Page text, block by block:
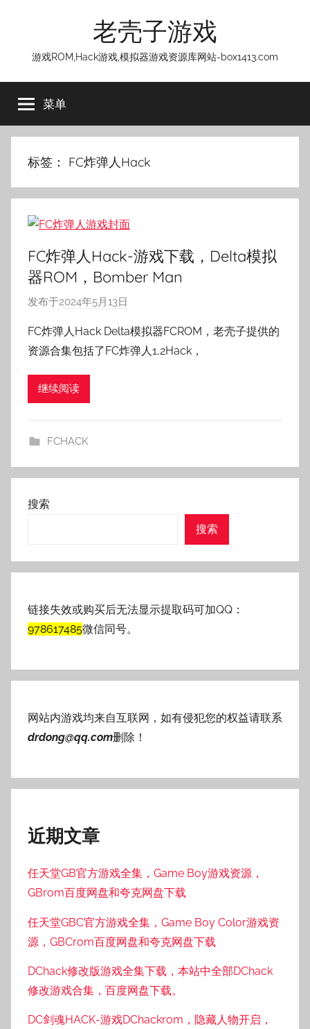
老壳子游戏
游戏ROM,Hack游戏,模拟器游戏资源库网站-box1413.com
菜单
标签： FC炸弹人Hack
FC炸弹人Hack-游戏下载，Delta模拟
器ROM，Bomber Man
发布于2024年5月13日
:
老
FC炸弹人Hack Delta模拟器FCROM，老壳子提供的
资源合集包括了FC炸弹人1,2Hack，
继续阅读
FCHACK
搜索
搜索
链接失效或购买后无法显示提取码可加QQ：
978617485微信同号。
网站内游戏均来自互联网，如有侵犯您的权益请联系
drdong@qq.com删除！
近期文章
任天堂GB官方游戏全集，Game Boy游戏资源，
GBrom百度网盘和夸克网盘下载
任天堂GBC官方游戏全集，Game Boy Color游戏资
源，GBCrom百度网盘和夸克网盘下载
DChack修改版游戏全集下载，本站中全部DChack
修改游戏合集，百度网盘下载。
DC剑魂HACK-游戏DChackrom，隐藏人物开启，